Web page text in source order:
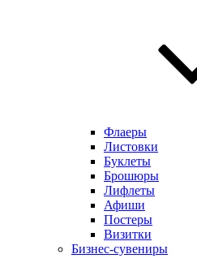
Флаеры
Листовки
Буклеты
Брошюры
Лифлеты
Афиши
Постеры
Визитки
Бизнес-сувениры